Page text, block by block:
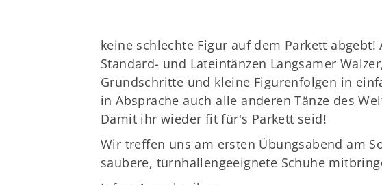
keine schlechte Figur auf dem Parkett
Standard- und Lateintänzen Langsamer
Grundschritte und kleine Figurenfolgen in
in Absprache auch alle anderen Tänze des
Damit ihr wieder fit für's Parkett seid!
Wir treffen uns am ersten Übungsabend am
saubere, turnhallengeeignete Schuhe